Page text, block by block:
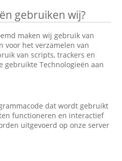
gebruiken wij?
maken wij gebruik van
voor het verzamelen van
van scripts, trackers en
gebruikte Technologieën aan
dat wordt gebruikt
functioneren en interactief
uitgevoerd op onze server